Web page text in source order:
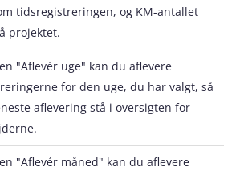
tidsregistreringen, og KM-antallet
projektet.
"Aflevér uge" kan du aflevere
for den uge, du har valgt, så
aflevering stå i oversigten for
"Aflevér måned" kan du aflevere